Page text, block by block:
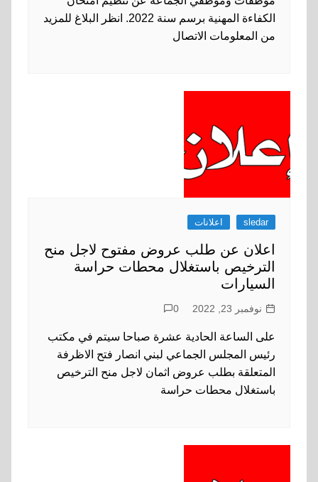
الكفاءة المهنية برسم سنة 2022. انظر البلاغ للمزيد
من المعلومات الاتصال
sledar اعلانات
اعلان عن طلب عروض مفتوح لاجل منح
الترخيص باستغلال محطات حراسة
السيارات
نوفمبر 23, 2022 0
على الساعة الحادية عشرة صباحا سيتم في مكتب
رئيس المجلس الجماعي لبني انصار فتح الاظرفة
المتعلقة بطلب عروض اثمان لاجل منح الترخيص
باستغلال محطات حراسة